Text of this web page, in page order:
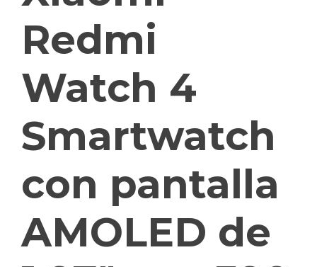
Redmi
Watch 4
Smartwatch
con pantalla
AMOLED de